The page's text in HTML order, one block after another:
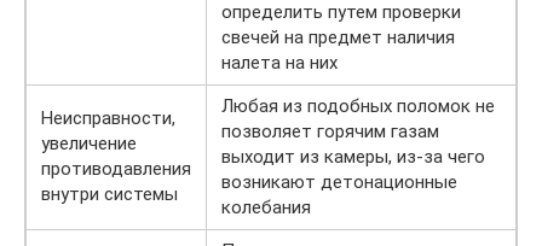
определить путем проверки
свечей на предмет наличия
налета на них
Неисправности,
увеличение
противодавления
внутри системы
Любая из подобных поломок не
позволяет горячим газам
выходит из камеры, из-за чего
возникают детонационные
колебания